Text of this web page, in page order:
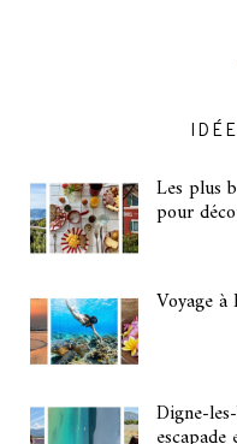
Les plus
pour
Voyage
Digne-